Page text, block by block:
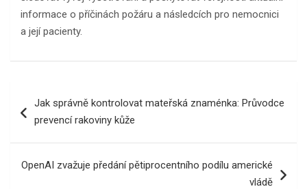
informace o příčinách požáru a následcích pro nemocnici
a její pacienty.
proJak správně kontrolovat mateřská znaménka: Průvodce
prevencí rakoviny kůže
OpenAI zvažuje předání pětiprocentního podílu americké
vládě